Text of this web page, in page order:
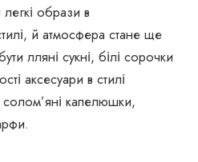
образи в
й атмосфера стане ще
лляні сукні, білі сорочки
аксесуари в стилі
солом’яні капелюшки,